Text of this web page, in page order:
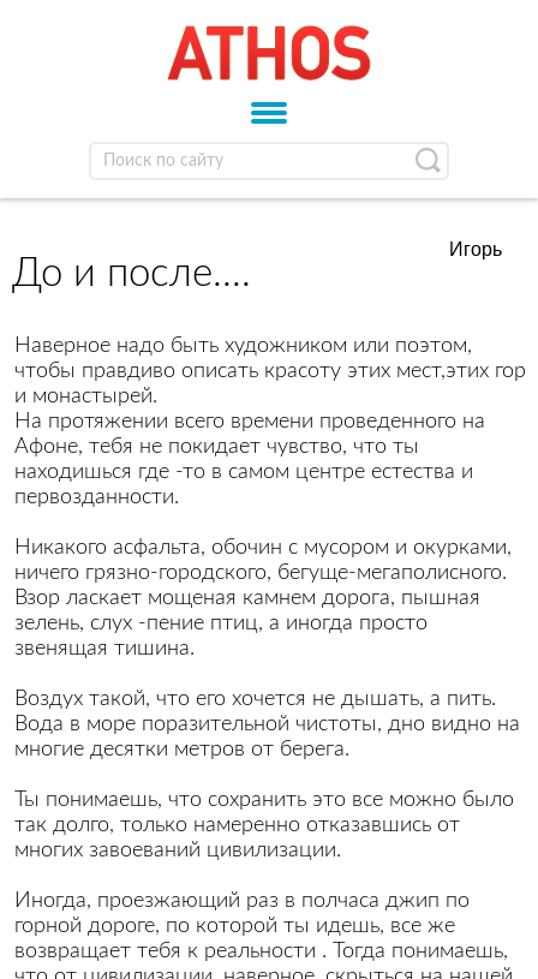
До и после....
Игорь
Наверное надо быть художником или поэтом,
чтобы правдиво описать красоту этих мест,этих гор
и монастырей.
На протяжении всего времени проведенного на
Афоне, тебя не покидает чувство, что ты
находишься где -то в самом центре естества и
первозданности.
Никакого асфальта, обочин с мусором и окурками,
ничего грязно-городского, бегуще-мегаполисного.
Взор ласкает мощеная камнем дорога, пышная
зелень, слух -пение птиц, а иногда просто
звенящая тишина.
Воздух такой, что его хочется не дышать, а пить.
Вода в море поразительной чистоты, дно видно на
многие десятки метров от берега.
Ты понимаешь, что сохранить это все можно было
так долго, только намеренно отказавшись от
многих завоеваний цивилизации.
Иногда, проезжающий раз в полчаса джип по
горной дороге, по которой ты идешь, все же
возвращает тебя к реальности . Тогда понимаешь,